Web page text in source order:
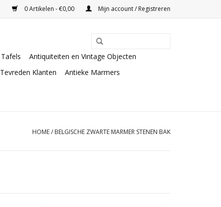
0 Artikelen - €0,00 Mijn account / Registreren
Tafels
Antiquiteiten en Vintage Objecten
Tevreden Klanten
Antieke Marmers
HOME/ BELGISCHE ZWARTE MARMER STENEN BAK